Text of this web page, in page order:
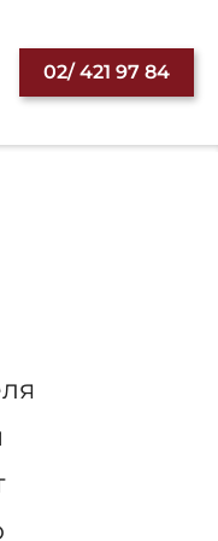
02/ 421 97 84